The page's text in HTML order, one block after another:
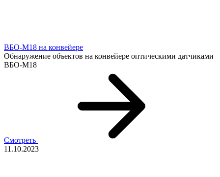
ВБО-М18 на конвейере
Обнаружение объектов на конвейере оптическими датчиками
ВБО-М18
Смотреть
11.10.2023